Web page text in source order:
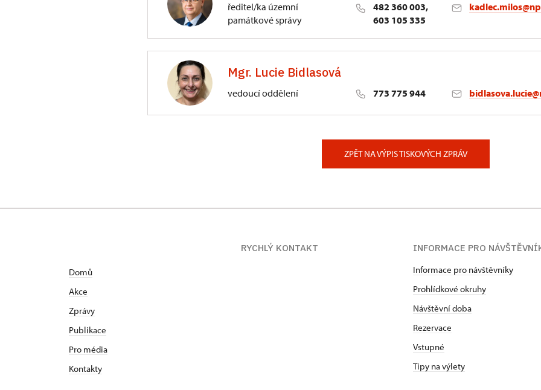
ředitel/ka územní
památkové správy
482 360 003,
603 105 335
3/, Sychrov 3Mgr. Lucie Bidlasová
vedoucí oddělení 773 775 944
ZPĚT NA VÝPIS TISKOVÝCH ZPRÁV
Domů
Akce
Zprávy
Publikace
Pro média
Kontakty
RYCHLÝ KONTAKT
INFORMACE PRO
Informace pro návštěvníky
Prohlídkové okruhy
Návštěvní doba
Rezervace
Vstupné
Tipy na výlety